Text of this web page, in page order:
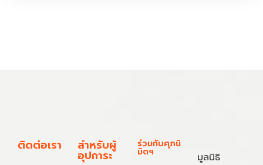
ติดต่อเรา สำหรับผู้
อุปการะ
ร่วมกับศุภนิ
มิตฯ
มูลนิธิ